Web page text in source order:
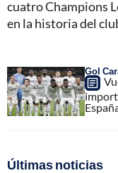
cuatro Champions
en la historia del
Gol
Últimas noticias